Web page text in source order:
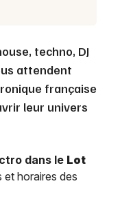
techno, DJ
attendent
française
leur univers
dans le Lot
horaires des